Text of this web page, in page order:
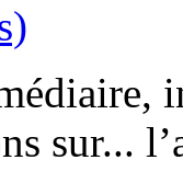
sur...